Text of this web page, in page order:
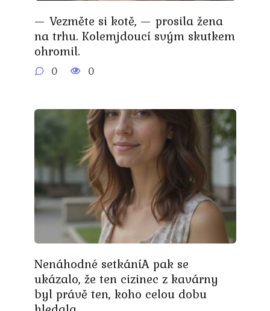
— Vezměte si kotě, — prosila žena
na trhu. Kolemjdoucí svým skutkem
ohromil.
0 0
Nenáhodné setkáníA pak se
ukázalo, že ten cizinec z kavárny
byl právě ten, koho celou dobu